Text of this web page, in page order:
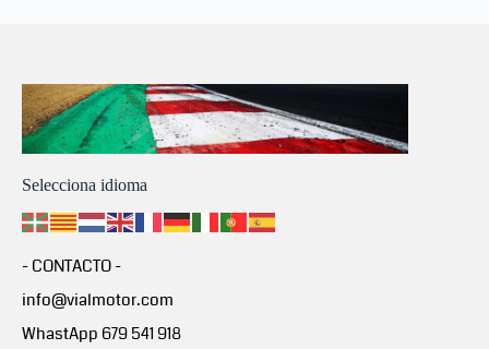
Selecciona idioma
- CONTACTO -
info@vialmotor.com
WhastApp 679 541 918